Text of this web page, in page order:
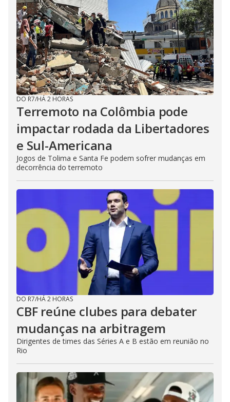
DO R7/HÁ 2 HORAS
Terremoto na Colômbia pode
impactar rodada da Libertadores
e Sul-Americana
Jogos de Tolima e Santa Fe podem sofrer mudanças em
decorrência do terremoto
DO R7/HÁ 2 HORAS
CBF reúne clubes para debater
mudanças na arbitragem
Dirigentes de times das Séries A e B estão em reunião no
Rio